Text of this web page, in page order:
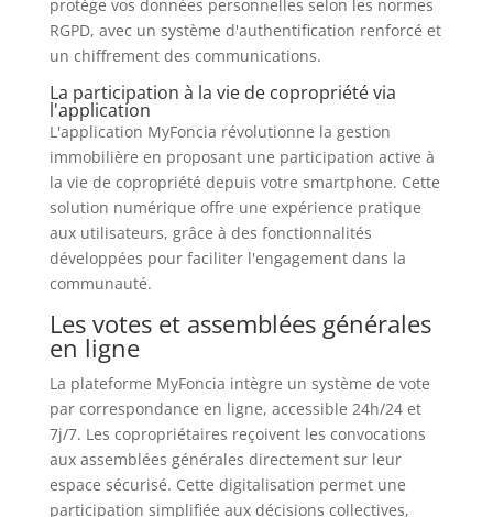
protège vos données personnelles selon les normes
RGPD, avec un système d'authentification renforcé et
un chiffrement des communications.
La participation à la vie de copropriété via
l'application
L'application MyFoncia révolutionne la gestion
immobilière en proposant une participation active à
la vie de copropriété depuis votre smartphone. Cette
solution numérique offre une expérience pratique
aux utilisateurs, grâce à des fonctionnalités
développées pour faciliter l'engagement dans la
communauté.
Les votes et assemblées générales
en ligne
La plateforme MyFoncia intègre un système de vote
par correspondance en ligne, accessible 24h/24 et
7j/7. Les copropriétaires reçoivent les convocations
aux assemblées générales directement sur leur
espace sécurisé. Cette digitalisation permet une
participation simplifiée aux décisions collectives,